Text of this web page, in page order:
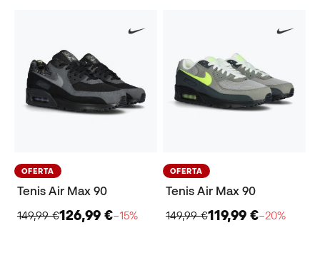
OFERTA
Tenis Air Max 90
149,99 €126,99 €−15%
OFERTA
Tenis Air Max 90
149,99 €119,99 €−20%